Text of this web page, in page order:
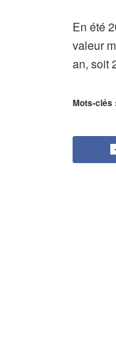
En été
valeur
an, soit
Mots-clés :